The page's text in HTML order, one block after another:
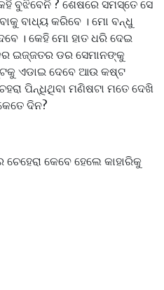
ବୁଝିବେନି ? ଶେଷରେ ସମସ୍ତେ ସେ
ବାଧ୍ୟ କରିବେ । ମୋ ବନ୍ଧୁ
। କେହି ମୋ ହାତ ଧରି ଦେଇ
ଇଜ୍ଜତର ଡର ସେମାନଙ୍କୁ
ଏଡାଇ ଦେବେ ଆଉ କଷ୍ଟ
ପିନ୍ଧିଥିବା ମଣିଷଟା ମତେ ଦେଖି
ଦିନ?
କେବେ ହେଲେ କାହାରିକୁ